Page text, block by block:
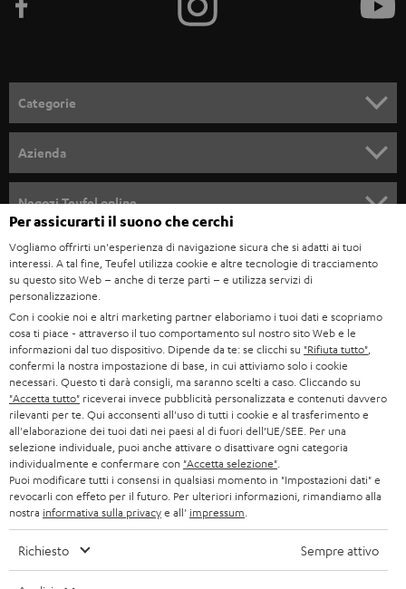
n
l
l
a
n
e
w
s
l
e
t
t
e
r
Categorie
SOUNDBAR
STEREO
SMART HOME
BLUETOOTH
CUFFIE
CUFFIE BLUETOOTH
SET STEREO
ALTOPARLANTE
ULTIMA
CUFFIE IN-EAR
Azienda
STAMPA
B2B
BLOG
NEWSLETTER
NEGOZI
VANTAGGI TEUFEL
LA NOSTRA STORIA
MANAGEMENT
Negozi Teufel online
GERMANIA
AUSTRIA
SVIZZERA
PAESI BASSI
BELGIO
FRANCIA
Per assicurarti il suono che cerchi
Vogliamo offrirti un'esperienza di navigazione sicura che si adatti ai tuoi
interessi. A tal fine, Teufel utilizza cookie e altre tecnologie di tracciamento
su questo sito Web – anche di terze parti – e utilizza servizi di
personalizzazione.
Con i cookie noi e altri marketing partner elaboriamo i tuoi dati e scopriamo
cosa ti piace - attraverso il tuo comportamento sul nostro sito Web e le
informazioni dal tuo dispositivo. Dipende da te: se clicchi su "Rifiuta tutto"
confermi la nostra impostazione di base, in cui attiviamo solo i cookie
necessari. Questo ti darà consigli, ma saranno scelti a caso. Cliccando su
"Accetta tutto" riceverai invece pubblicità personalizzata e contenuti davvero
rilevanti per te. Qui acconsenti all'uso di tutti i cookie e al trasferimento e
all'elaborazione dei tuoi dati nei paesi al di fuori dell’UE/SEE. Per una
selezione individuale, puoi anche attivare o disattivare ogni categoria
individualmente e confermare con "Accetta selezione"
Puoi modificare tutti i consensi in qualsiasi momento in "Impostazioni dati" e
revocarli con effeto per il futuro. Per ulteriori informazioni, rimandiamo alla
nostra informativa sulla privacye all' impressum
Richiesto Sempre attivo